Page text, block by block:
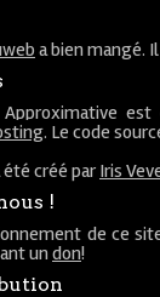
a bien mangé.
Approximative
. Le code
été créé parIris
!
de ce
undon!